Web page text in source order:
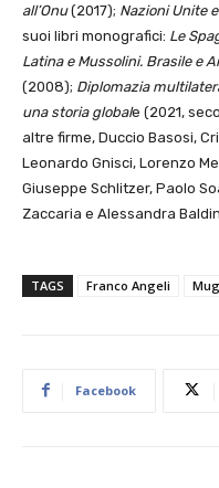
all’Onu(2017); Nazioni Unite
suoi libri monografici: Le
Latina e Mussolini. Brasile e
(2008); Diplomazia
una storia globale (2021,
altre firme, Duccio Basosi,
Leonardo Gnisci, Lorenzo
Giuseppe Schlitzer, Paolo
Zaccaria e Alessandra
TAGS Franco Angeli
Facebook